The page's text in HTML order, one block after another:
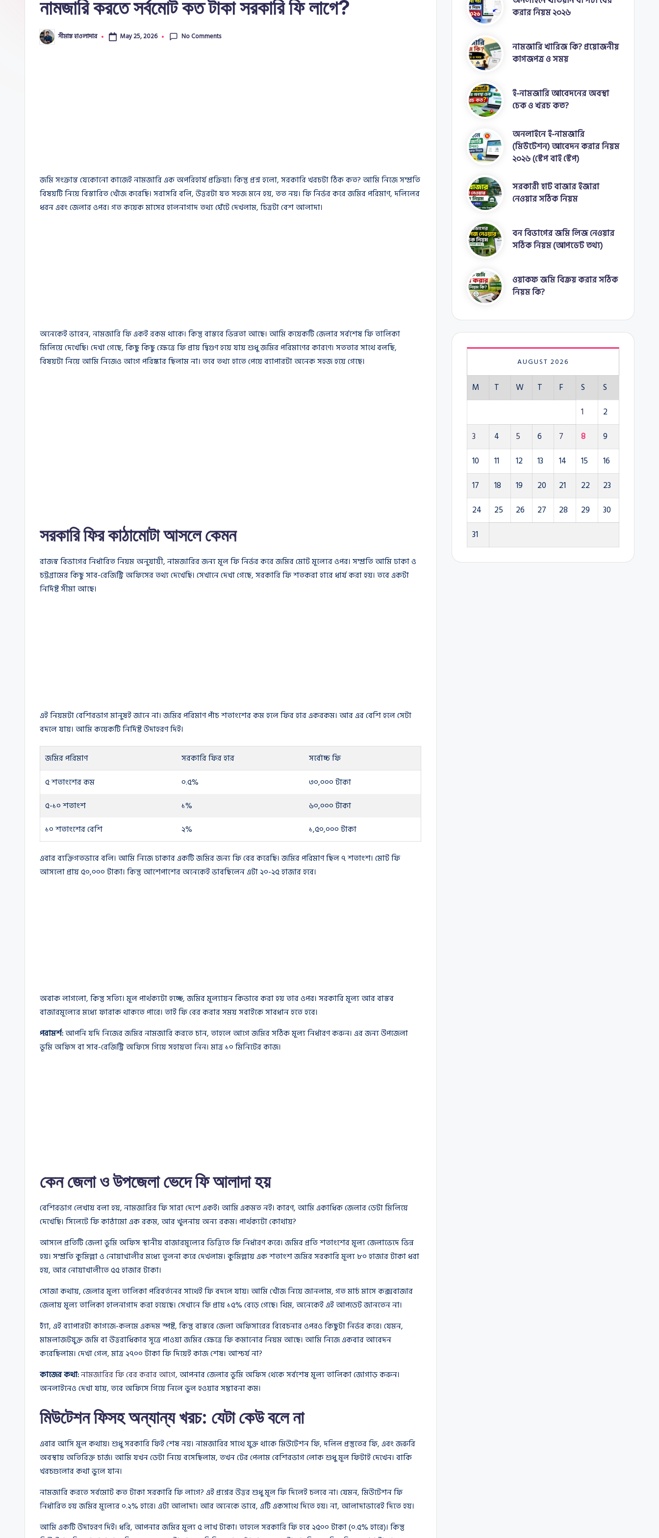
নামজারি করতে সর্বমোট কত টাকা সরকারি ফি লাগে?
Posted
by
সীমান্ত হাওলাদার May 25, 2026 No Comments
জমি সংক্রান্ত যেকোনো কাজেই নামজারি এক অপরিহার্য প্রক্রিয়া। কিন্তু প্রশ্ন হলো, সরকারি খরচটা ঠিক কত? আমি নিজে সম্প্রতি
বিষয়টি নিয়ে বিস্তারিত খোঁজ করেছি। সরাসরি বলি, উত্তরটা যত সহজ মনে হয়, তত নয়। ফি নির্ভর করে জমির পরিমাণ, দলিলের
ধরন এবং জেলার ওপর। গত কয়েক মাসের হালনাগাদ তথ্য ঘেঁটে দেখলাম, চিত্রটা বেশ আলাদা।
অনেকেই ভাবেন, নামজারি ফি একই রকম থাকে। কিন্তু বাস্তবে ভিন্নতা আছে। আমি কয়েকটি জেলার সর্বশেষ ফি তালিকা
মিলিয়ে দেখেছি। দেখা গেছে, কিছু কিছু ক্ষেত্রে ফি প্রায় দ্বিগুণ হয়ে যায় শুধু জমির পরিমাণের কারণে। সততার সাথে বলছি,
বিষয়টা নিয়ে আমি নিজেও আগে পরিষ্কার ছিলাম না। তবে তথ্য হাতে পেয়ে ব্যাপারটা অনেক সহজ হয়ে গেছে।
সরকারি ফির কাঠামোটা আসলে কেমন
রাজস্ব বিভাগের নির্ধারিত নিয়ম অনুযায়ী, নামজারির জন্য মূল ফি নির্ভর করে জমির মোট মূল্যের ওপর। সম্প্রতি আমি ঢাকা ও
চট্টগ্রামের কিছু সাব-রেজিস্ট্রি অফিসের তথ্য দেখেছি। সেখানে দেখা গেছে, সরকারি ফি শতকরা হারে ধার্য করা হয়। তবে একটা
নির্দিষ্ট সীমা আছে।
এই নিয়মটা বেশিরভাগ মানুষই জানে না। জমির পরিমাণ পাঁচ শতাংশের কম হলে ফির হার একরকম। আর এর বেশি হলে সেটা
বদলে যায়। আমি কয়েকটি নির্দিষ্ট উদাহরণ দিই।
জমির পরিমাণ সরকারি ফির হার
সর্বোচ্চ ফি
৫ শতাংশের কম
০.৫%
৩০,০০০ টাকা
৫-১০ শতাংশ
১%
৬০,০০০ টাকা
১০ শতাংশের বেশি
২% ১,৫০,০০০ টাকা
এবার ব্যক্তিগতভাবে বলি। আমি নিজে ঢাকার একটি জমির জন্য ফি বের করেছি। জমির পরিমাণ ছিল ৭ শতাংশ। মোট ফি
আসলো প্রায় ৫০,০০০ টাকা। কিন্তু আশেপাশের অনেকেই ভাবছিলেন এটা ২০-২৫ হাজার হবে।
অবাক লাগলো, কিন্তু সত্যি। মূল পার্থক্যটা হচ্ছে, জমির মূল্যায়ন কিভাবে করা হয় তার ওপর। সরকারি মূল্য আর বাস্তব
বাজারমূল্যের মধ্যে ফারাক থাকতে পারে। তাই ফি বের করার সময় সবাইকে সাবধান হতে হবে।
পরামর্শ:আপনি যদি নিজের জমির নামজারি করতে চান, তাহলে আগে জমির সঠিক মূল্য নির্ধারণ করুন। এর জন্য উপজেলা
ভূমি অফিস বা সাব-রেজিস্ট্রি অফিসে গিয়ে সহায়তা নিন। মাত্র ১০ মিনিটের কাজ।
কেন জেলা ও উপজেলা ভেদে ফি আলাদা হয়
বেশিরভাগ লেখায় বলা হয়, নামজারির ফি সারা দেশে একই। আমি একমত নই। কারণ, আমি একাধিক জেলার ডেটা মিলিয়ে
দেখেছি। সিলেটে ফি কাঠামো এক রকম, আর খুলনায় অন্য রকম। পার্থক্যটা কোথায়?
আসলে প্রতিটি জেলা ভূমি অফিস স্থানীয় বাজারমূল্যের ভিত্তিতে ফি নির্ধারণ করে। জমির প্রতি শতাংশের মূল্য জেলাভেদে ভিন্ন
হয়। সম্প্রতি কুমিল্লা ও নোয়াখালীর মধ্যে তুলনা করে দেখলাম। কুমিল্লায় এক শতাংশ জমির সরকারি মূল্য ৮০ হাজার টাকা ধরা
হয়, আর নোয়াখালীতে ৫৫ হাজার টাকা।
সোজা কথায়, জেলার মূল্য তালিকা পরিবর্তনের সাথেই ফি বদলে যায়। আমি খোঁজ নিয়ে জানলাম, গত মার্চ মাসে কক্সবাজার
জেলায় মূল্য তালিকা হালনাগাদ করা হয়েছে। সেখানে ফি প্রায় ১৫% বেড়ে গেছে। থিম, অনেকেই এই আপডেট জানতেন না।
হ্যাঁ, এই ব্যাপারটা কাগজে-কলমে একদম স্পষ্ট, কিন্তু বাস্তবে জেলা অফিসারের বিবেচনার ওপরও কিছুটা নির্ভর করে। যেমন,
মামলাজটযুক্ত জমি বা উত্তরাধিকার সূত্রে পাওয়া জমির ক্ষেত্রে ফি কমানোর নিয়ম আছে। আমি নিজে একবার আবেদন
করেছিলাম। দেখা গেল, মাত্র ২৭০০ টাকা ফি দিয়েই কাজ শেষ। আশ্চর্য না?
কাজের কথা:নামজারির ফি বের করার আগে, আপনার জেলার ভূমি অফিস থেকে সর্বশেষ মূল্য তালিকা জোগাড় করুন।
অনলাইনেও দেখা যায়, তবে অফিসে গিয়ে নিলে ভুল হওয়ার সম্ভাবনা কম।
মিউটেশন ফিসহ অন্যান্য খরচ: যেটা কেউ বলে না
এবার আসি মূল কথায়। শুধু সরকারি ফিই শেষ নয়। নামজারির সাথে যুক্ত থাকে মিউটেশন ফি, দলিল প্রস্তুতের ফি, এবং জরুরি
অবস্থায় অতিরিক্ত চার্জ। আমি যখন ডেটা নিয়ে বসেছিলাম, তখন টের পেলাম বেশিরভাগ লোক শুধু মূল ফিটাই দেখেন। বাকি
খরচগুলোর কথা ভুলে যান।
নামজারি করতে সর্বমোট কত টাকা সরকারি ফি লাগে? এই প্রশ্নের উত্তর শুধু মূল ফি দিলেই চলবে না। যেমন, মিউটেশন ফি
নির্ধারিত হয় জমির মূল্যের ০.২% হারে। এটা আলাদা। আর অনেকে ভাবে, এটি একসাথে দিতে হয়। না, আলাদাভাবেই দিতে হয়।
আমি একটি উদাহরণ দিই। ধরি, আপনার জমির মূল্য ৫ লাখ টাকা। তাহলে সরকারি ফি হবে ২৫০০ টাকা (০.৫% হারে)। কিন্তু
করার নিয়ম ২০২৬
নামজারি খারিজ কি? প্রয়োজনীয়
কাগজপত্র ও সময়
ই-নামজারি আবেদনের অবস্থা
চেক ও খরচ কত?
অনলাইনে ই-নামজারি
(মিউটেশন) আবেদন করার নিয়ম
২০২৬ (স্টেপ বাই স্টেপ)
সরকারী হাট বাজার ইজারা
নেওয়ার সঠিক নিয়ম
বন বিভাগের জমি লিজ নেওয়ার
সঠিক নিয়ম (আপডেট তথ্য)
ওয়াকফ জমি বিক্রয় করার সঠিক
নিয়ম কি?
AUGUST 2026
M T W T F S
S
1
2
3
4 5 6 7 8
9
10
11 12 13 14 15
16
17
18 19 20 21 22
23
24
25 26 27 28 29
30
31